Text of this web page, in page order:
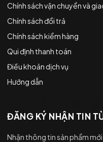
Chính sách vận chuyển và
Chính sách đổi trả
Chính sách kiểm hàng
Qui định thanh toán
Điều khoản dịch vụ
Hướng dẫn
ĐĂNG KÝ NHẬN TIN
Nhận thông tin sản phẩm